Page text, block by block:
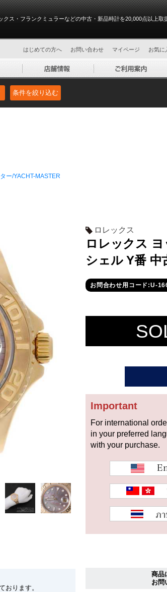
クス・フランクミュラーなどの中古・新品時計を20,000点以上取
はじめての方へ お問い合わせ マイページ お気に
条件を絞り込む
ー/YACHT-MASTER
ロレックス
ロレックス
シェル Y番 中
お問合わせ用コード:U-
Important
For international
in your preferred
with your purchase.
おります。
商品
お問